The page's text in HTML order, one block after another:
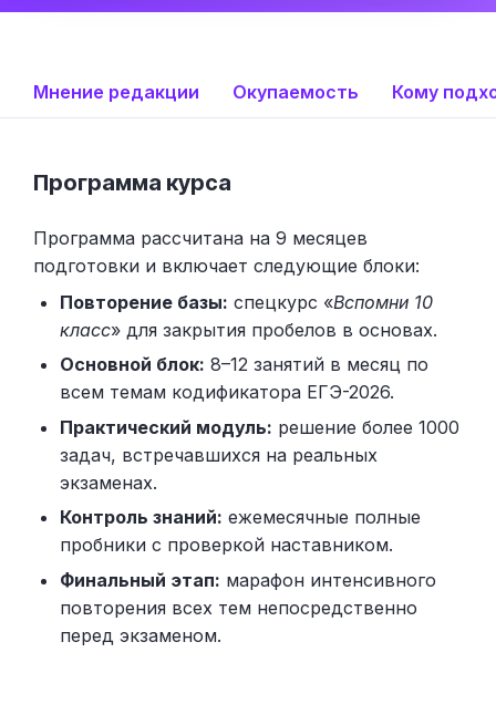
Мнение редакции Окупаемость Кому
Программа курса
Программа рассчитана на 9 месяцев
подготовки и включает следующие блоки:
Повторение базы: спецкурс «Вспомни 10
класс» для закрытия пробелов в основах.
Основной блок: 8–12 занятий в месяц по
всем темам кодификатора ЕГЭ-2026.
Практический модуль: решение более 1000
задач, встречавшихся на реальных
экзаменах.
Контроль знаний: ежемесячные полные
пробники с проверкой наставником.
Финальный этап: марафон интенсивного
повторения всех тем непосредственно
перед экзаменом.